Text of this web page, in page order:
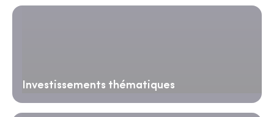
Investissements thématiques